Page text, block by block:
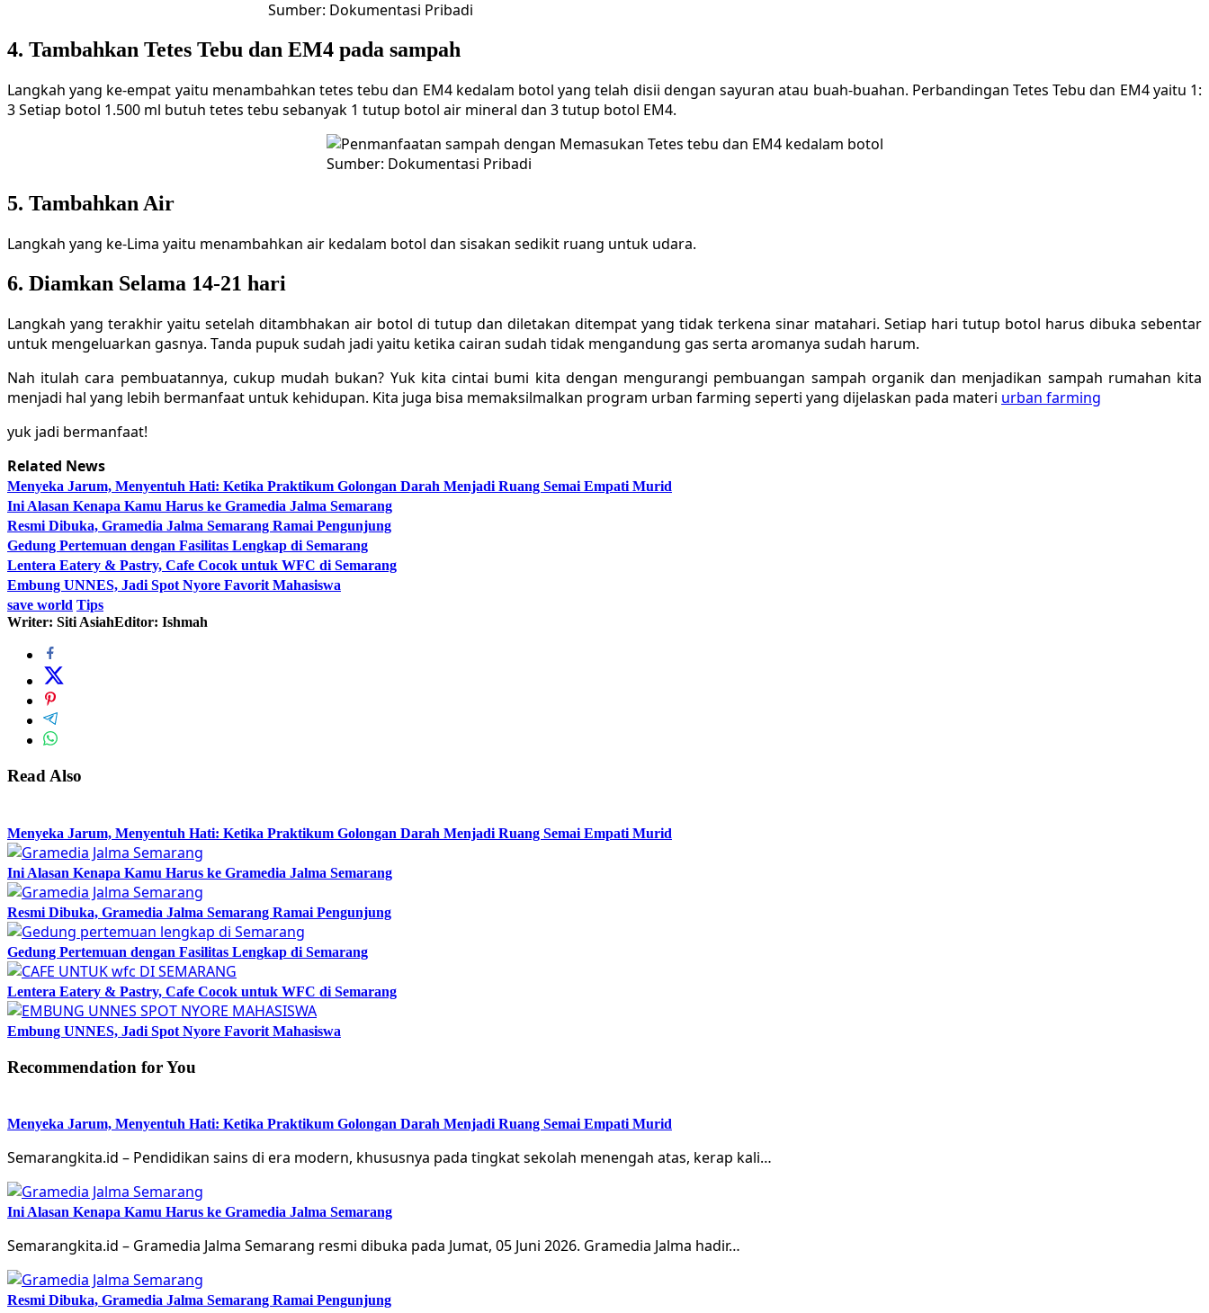
Sumber: Dokumentasi Pribadi
4. Tambahkan Tetes Tebu dan EM4 pada sampah
Langkah yang ke-empat yaitu menambahkan tetes tebu dan EM4 kedalam botol yang telah disii dengan sayuran atau buah-buahan. Perbandingan Tetes Tebu dan EM4 yaitu 1:
3 Setiap botol 1.500 ml butuh tetes tebu sebanyak 1 tutup botol air mineral dan 3 tutup botol EM4.
Sumber: Dokumentasi Pribadi
5. Tambahkan Air
Langkah yang ke-Lima yaitu menambahkan air kedalam botol dan sisakan sedikit ruang untuk udara.
6. Diamkan Selama 14-21 hari
Langkah yang terakhir yaitu setelah ditambhakan air botol di tutup dan diletakan ditempat yang tidak terkena sinar matahari. Setiap hari tutup botol harus dibuka sebentar
untuk mengeluarkan gasnya. Tanda pupuk sudah jadi yaitu ketika cairan sudah tidak mengandung gas serta aromanya sudah harum.
Nah itulah cara pembuatannya, cukup mudah bukan? Yuk kita cintai bumi kita dengan mengurangi pembuangan sampah organik dan menjadikan sampah rumahan kita
menjadi hal yang lebih bermanfaat untuk kehidupan. Kita juga bisa memaksilmalkan program urban farming seperti yang dijelaskan pada materi urban farming
yuk jadi bermanfaat!
Related News
Menyeka Jarum, Menyentuh Hati: Ketika Praktikum Golongan Darah Menjadi Ruang Semai Empati Murid
Ini Alasan Kenapa Kamu Harus ke Gramedia Jalma Semarang
Resmi Dibuka, Gramedia Jalma Semarang Ramai Pengunjung
Gedung Pertemuan dengan Fasilitas Lengkap di Semarang
Lentera Eatery & Pastry, Cafe Cocok untuk WFC di Semarang
Embung UNNES, Jadi Spot Nyore Favorit Mahasiswa
save world Tips
Writer: Siti AsiahEditor: Ishmah
Read Also
Menyeka Jarum, Menyentuh Hati: Ketika Praktikum Golongan Darah Menjadi Ruang Semai Empati Murid
Ini Alasan Kenapa Kamu Harus ke Gramedia Jalma Semarang
Resmi Dibuka, Gramedia Jalma Semarang Ramai Pengunjung
Gedung Pertemuan dengan Fasilitas Lengkap di Semarang
Lentera Eatery & Pastry, Cafe Cocok untuk WFC di Semarang
Embung UNNES, Jadi Spot Nyore Favorit Mahasiswa
Recommendation for You
Menyeka Jarum, Menyentuh Hati: Ketika Praktikum Golongan Darah Menjadi Ruang Semai Empati Murid
Semarangkita.id – Pendidikan sains di era modern, khususnya pada tingkat sekolah menengah atas, kerap kali…
Ini Alasan Kenapa Kamu Harus ke Gramedia Jalma Semarang
Semarangkita.id – Gramedia Jalma Semarang resmi dibuka pada Jumat, 05 Juni 2026. Gramedia Jalma hadir…
Resmi Dibuka, Gramedia Jalma Semarang Ramai Pengunjung